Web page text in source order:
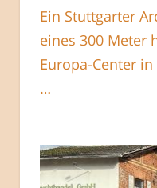
Ein Stuttgarter
eines 300 Meter
Europa-Center
…